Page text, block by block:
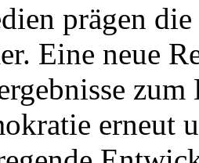
prägen
Eine neue
erneut